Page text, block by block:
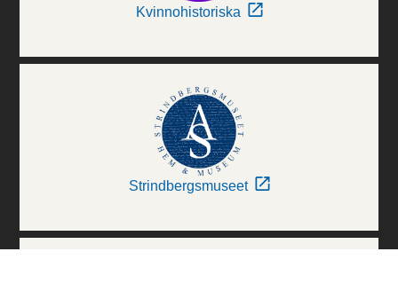
Kvinnohistoriska
Strindbergsmuseet